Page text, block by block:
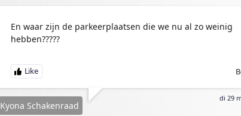
En waar zijn de parkeerplaatsen die we nu al zo weinig
hebben?????
di 29
Kyona Schakenraad